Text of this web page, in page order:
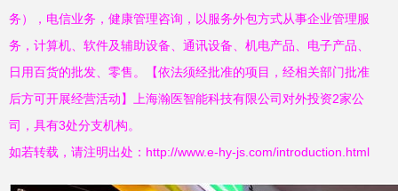
务），电信业务，健康管理咨询，以服务外包方式从事企业管理服
务，计算机、软件及辅助设备、通讯设备、机电产品、电子产品、
日用百货的批发、零售。【依法须经批准的项目，经相关部门批准
后方可开展经营活动】上海瀚医智能科技有限公司对外投资2家公
司，具有3处分支机构。
如若转载，请注明出处：http://www.e-hy-js.com/introduction.html